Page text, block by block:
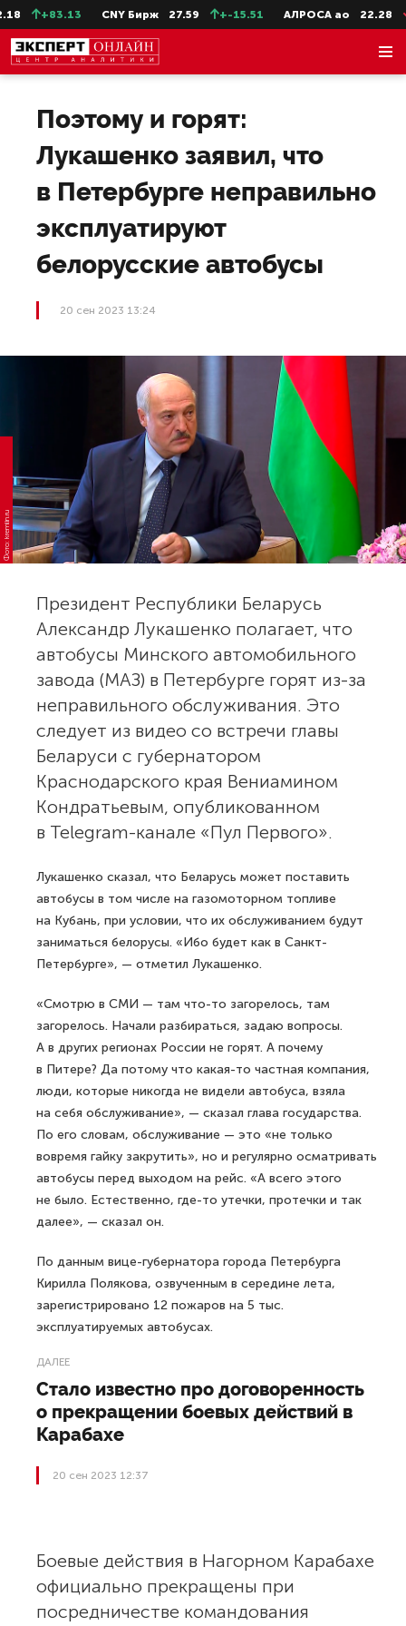
+83.13 CNY Бирж 27.59 +-15.51 АЛРОСА ао 22.28
Поэтому и горят:
Лукашенко заявил, что
в Петербурге неправильно
эксплуатируют
белорусские автобусы
20 сен 2023 13:24
Фото: kremlin.ru
Президент Республики Беларусь
Александр Лукашенко полагает, что
автобусы Минского автомобильного
завода (МАЗ) в Петербурге горят из-за
неправильного обслуживания. Это
следует из видео со встречи главы
Беларуси с губернатором
Краснодарского края Вениамином
Кондратьевым, опубликованном
в Telegram-канале «Пул Первого».
Лукашенко сказал, что Беларусь может поставить
автобусы в том числе на газомоторном топливе
на Кубань, при условии, что их обслуживанием будут
заниматься белорусы. «Ибо будет как в Санкт-
Петербурге», — отметил Лукашенко.
«Смотрю в СМИ — там что-то загорелось, там
загорелось. Начали разбираться, задаю вопросы.
А в других регионах России не горят. А почему
в Питере? Да потому что какая-то частная компания,
люди, которые никогда не видели автобуса, взяла
на себя обслуживание», — сказал глава государства.
По его словам, обслуживание — это «не только
вовремя гайку закрутить», но и регулярно осматривать
автобусы перед выходом на рейс. «А всего этого
не было. Естественно, где-то утечки, протечки и так
далее», — сказал он.
По данным вице-губернатора города Петербурга
Кирилла Полякова, озвученным в середине лета,
зарегистрировано 12 пожаров на 5 тыс.
эксплуатируемых автобусах.
ДАЛЕЕ
Стало известно про договоренность
о прекращении боевых действий в
Карабахе
20 сен 2023 12:37
Боевые действия в Нагорном Карабахе
официально прекращены при
посредничестве командования